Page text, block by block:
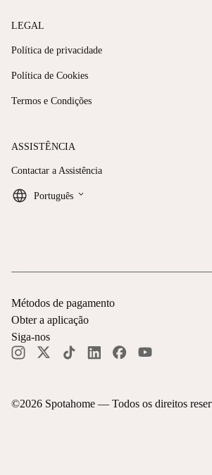
LEGAL
Política de privacidade
Política de Cookies
Termos e Condições
ASSISTÊNCIA
Contactar a Assistência
Português keyboard_arrow_down
©2026 Spotahome — Todos os direitos
Métodos de pagamento
Obter a aplicação
Siga-nos